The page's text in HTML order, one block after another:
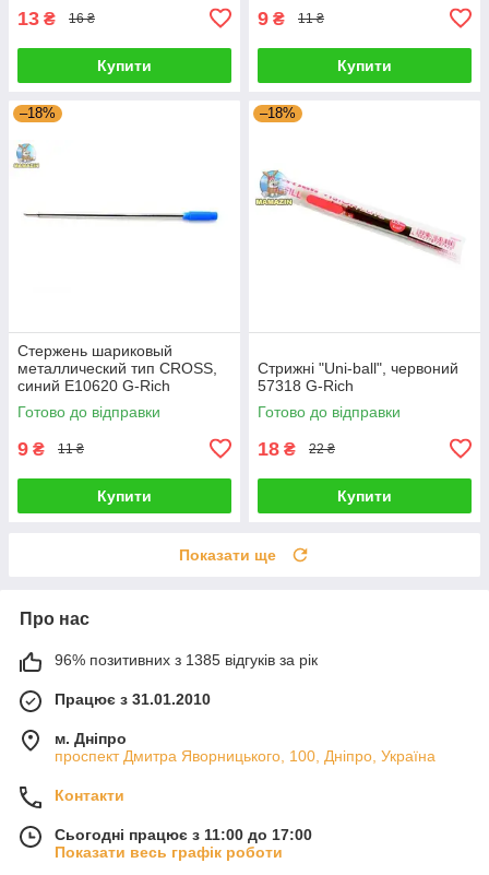
13 ₴ 16 ₴
Купити
9 ₴ 11 ₴
Купити
–18%
Стержень шариковый
металлический тип CROSS,
синий E10620 G-Rich
Готово до відправки
9 ₴ 11 ₴
Купити
–18%
Стрижні "Uni-ball", червоний
57318 G-Rich
Готово до відправки
18 ₴ 22 ₴
Купити
Показати ще
Про нас
96% позитивних з 1385 відгуків за рік
Працює з 31.01.2010
м. Дніпро
проспект Дмитра Яворницького, 100, Дніпро, Україна
Контакти
Сьогодні працює з 11:00 до 17:00
Показати весь графік роботи